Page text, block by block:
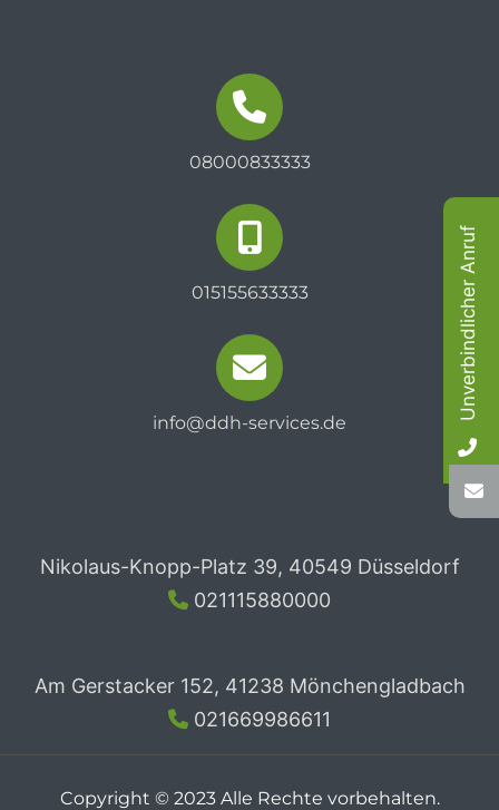
08000833333
015155633333
info@ddh-services.de
Nikolaus-Knopp-Platz 39, 40549 Düsseldorf
021115880000
Am Gerstacker 152, 41238 Mönchengladbach
021669986611
Unverbindlicher Anruf
Copyright © 2023 Alle Rechte vorbehalten.